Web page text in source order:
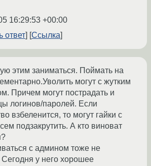
16:29:53 +00:00
ответ
Ссылка
этим заниматься. Поймать на
могут с жутким
Причем могут пострадать и
логинов/паролей. Если
взбеленится, то могут гайки с
подзакрутить. А кто виноват
с админом тоже не
Сегодня у него хорошее